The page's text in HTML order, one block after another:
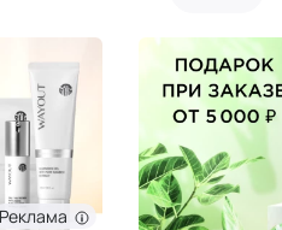
Реклама